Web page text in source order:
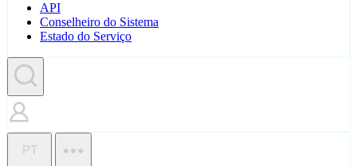
API
Conselheiro do Sistema
Estado do Serviço
PT